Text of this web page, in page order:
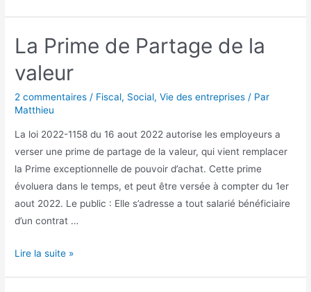
Août
2022
La Prime de Partage de la
valeur
2 commentaires / Fiscal, Social,Vie des entreprises / Par
Matthieu
La loi 2022-1158 du 16 aout 2022 autorise les employeurs a
verser une prime de partage de la valeur, qui vient remplacer
la Prime exceptionnelle de pouvoir d’achat. Cette prime
évoluera dans le temps, et peut être versée à compter du 1er
aout 2022. Le public : Elle s’adresse a tout salarié bénéficiaire
d’un contrat …
La
Lire la suite »